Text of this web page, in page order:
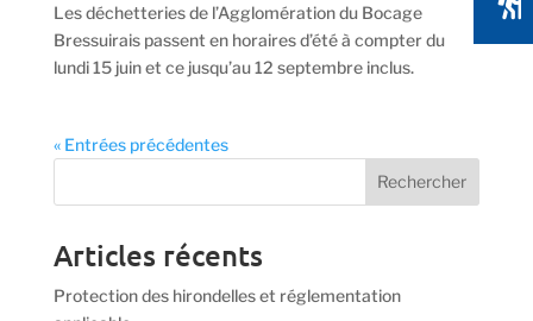
Les déchetteries de l’Agglomération du Bocage
Bressuirais passent en horaires d’été à compter du
lundi 15 juin et ce jusqu’au 12 septembre inclus.
« Entrées précédentes
Articles récents
Protection des hirondelles et réglementation